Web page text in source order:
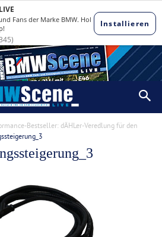
Bestseller: dÄHLer-Veredlung für den